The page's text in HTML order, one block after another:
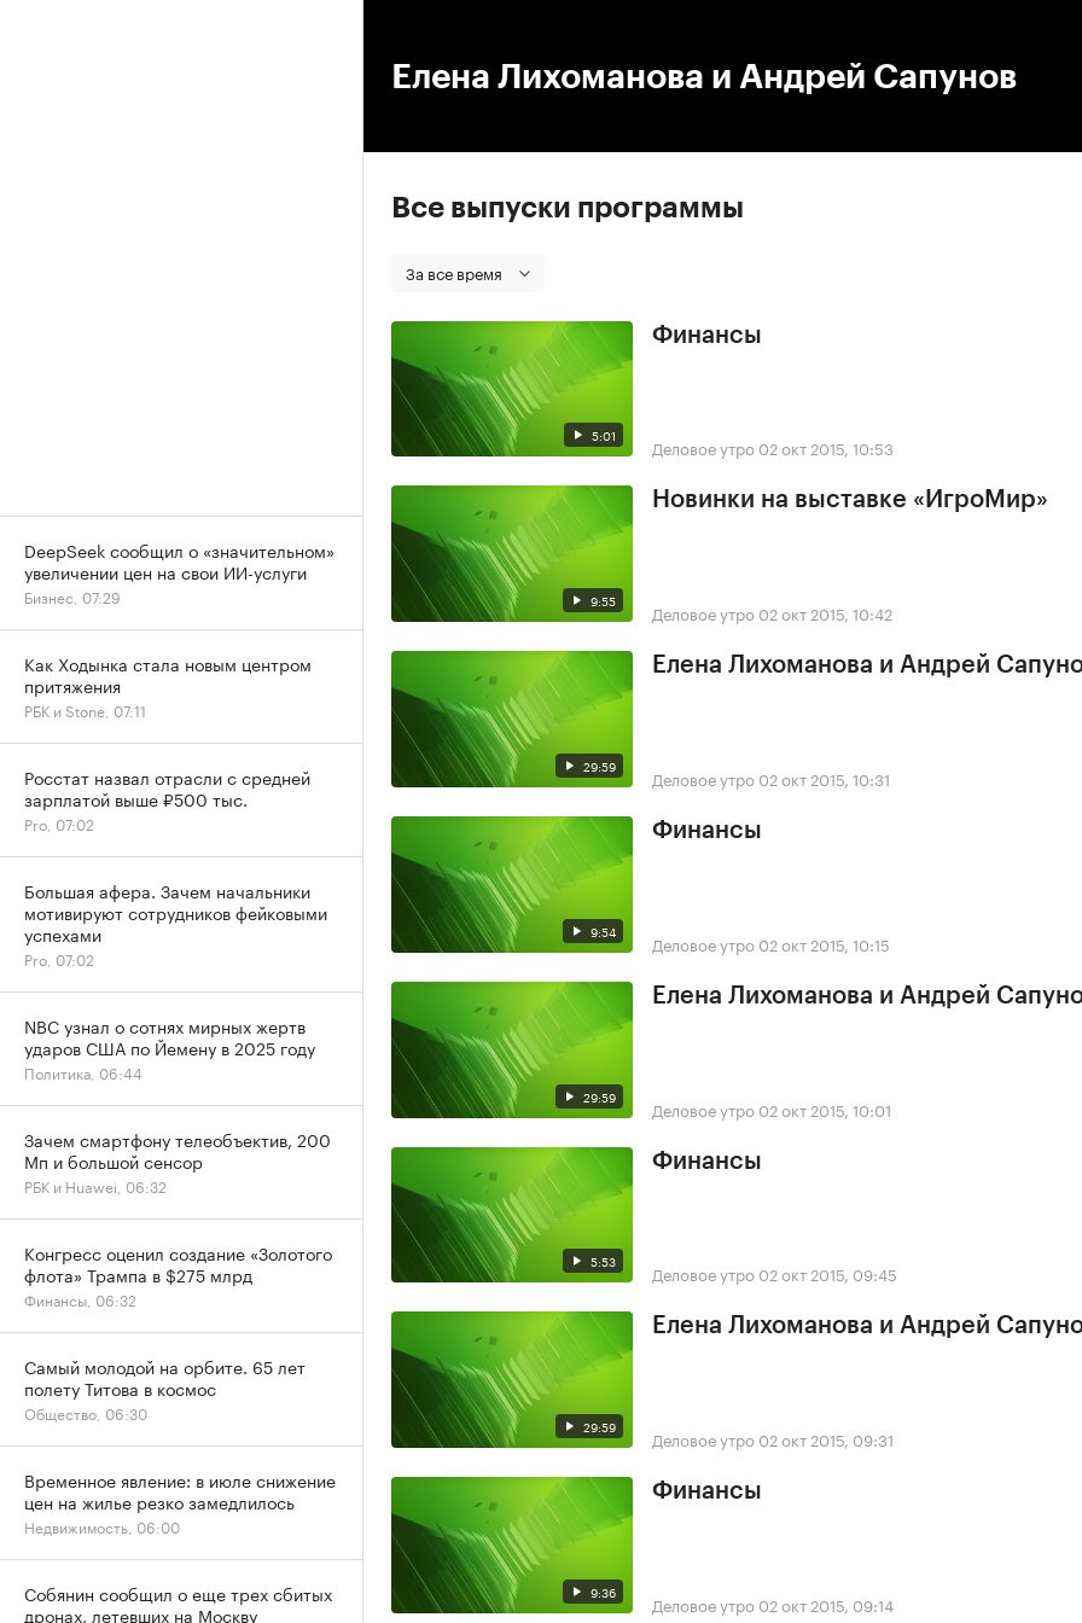
Елена Лихоманова и Андрей Сапунов
Все выпуски программы
За все время
5:01
Финансы
Деловое утро 02 окт 2015, 10:53
9:55
Новинки на выставке «ИгроМир»
Деловое утро 02 окт 2015, 10:42
29:59
Елена Лихоманова и Андрей
Деловое утро 02 окт 2015, 10:31
9:54
Финансы
Деловое утро 02 окт 2015, 10:15
29:59
Елена Лихоманова и Андрей
Деловое утро 02 окт 2015, 10:01
5:53
Финансы
Деловое утро 02 окт 2015, 09:45
29:59
Елена Лихоманова и Андрей
Деловое утро 02 окт 2015, 09:31
9:36
Финансы
Деловое утро 02 окт 2015, 09:14
DeepSeek сообщил о «значительном»
увеличении цен на свои ИИ-услуги
Бизнес, 07:29
Как Ходынка стала новым центром
притяжения
РБК и Stone, 07:11
Росстат назвал отрасли с средней
зарплатой выше ₽500 тыс.
Pro, 07:02
Большая афера. Зачем начальники
мотивируют сотрудников фейковыми
успехами
Pro, 07:02
NBC узнал о сотнях мирных жертв
ударов США по Йемену в 2025 году
Политика, 06:44
Зачем смартфону телеобъектив, 200
Мп и большой сенсор
РБК и Huawei, 06:32
Конгресс оценил создание «Золотого
флота» Трампа в $275 млрд
Финансы, 06:32
Самый молодой на орбите. 65 лет
полету Титова в космос
Общество, 06:30
Временное явление: в июле снижение
цен на жилье резко замедлилось
Недвижимость, 06:00
Собянин сообщил о еще трех сбитых
дронах, летевших на Москву